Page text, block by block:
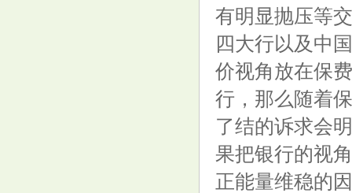
有明显抛压等
四大行以及中
价视角放在保
行，那么随着
了结的诉求会
果把银行的视
正能量维稳的